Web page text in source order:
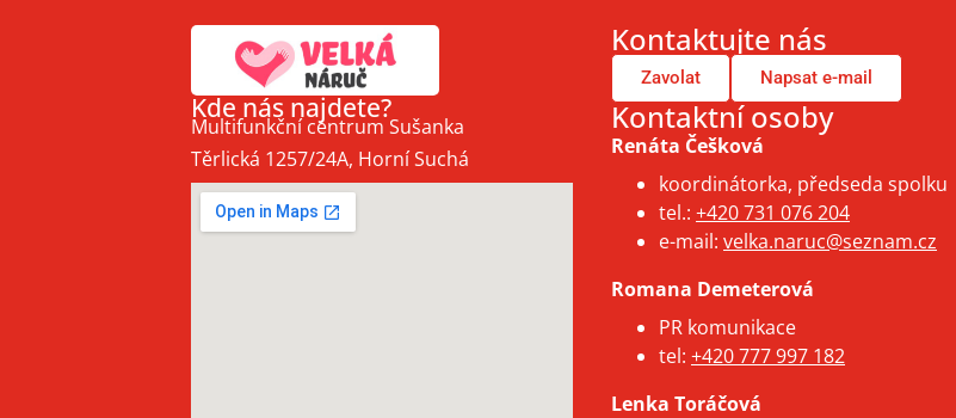
Kde nás najdete?
Multifunkční centrum Sušanka
Těrlická 1257/24A, Horní Suchá
Kontaktujte nás
Zavolat Napsat e-mail
Kontaktní osoby
Renáta Češková
koordinátorka, předseda spolku
tel.: +420 731 076 204
e-mail: velka.naruc@seznam.cz
Romana Demeterová
PR komunikace
tel: +420 777 997 182
Lenka Toráčová